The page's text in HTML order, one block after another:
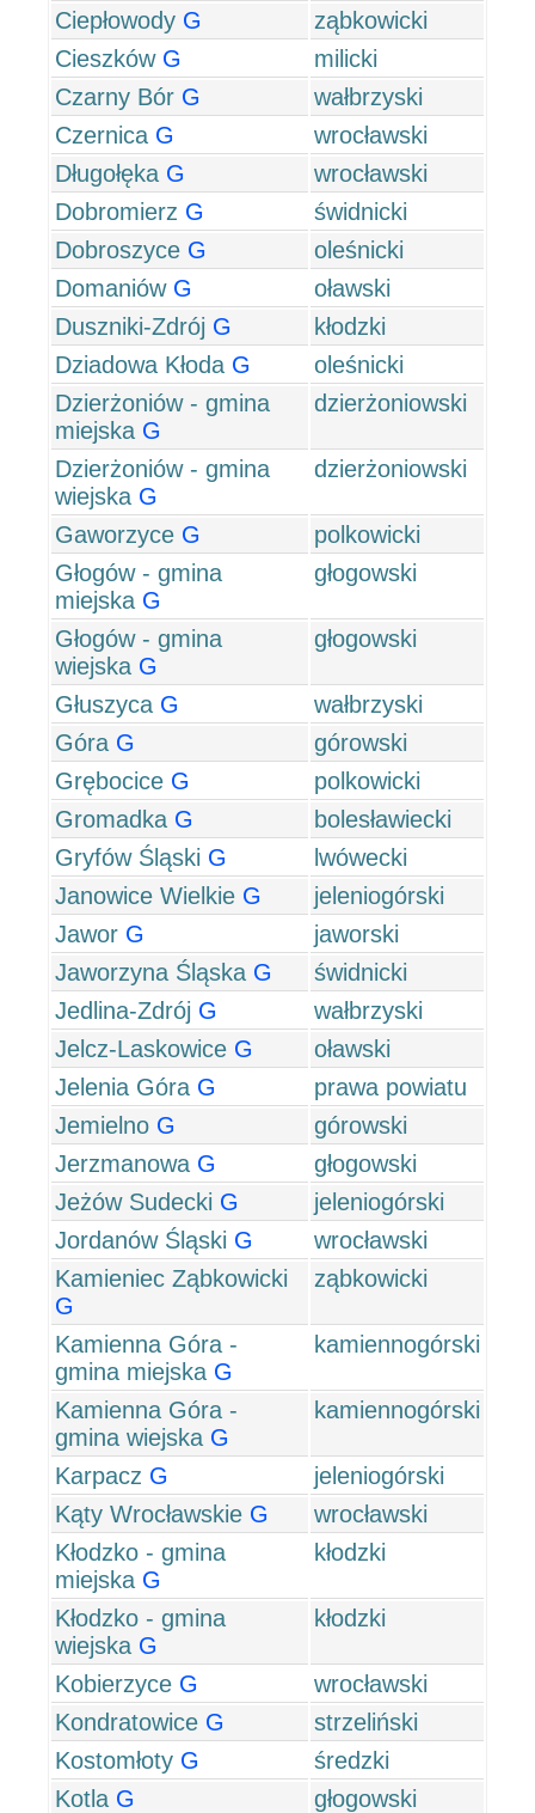
Ciepłowody G
ząbkowicki
Cieszków G
milicki
Czarny Bór G
wałbrzyski
Czernica G
wrocławski
Długołęka G
wrocławski
Dobromierz G
świdnicki
Dobroszyce G
oleśnicki
Domaniów G
oławski
Duszniki-Zdrój G
kłodzki
Dziadowa Kłoda G
oleśnicki
Dzierżoniów - gmina
miejska G
dzierżoniowski
Dzierżoniów - gmina
wiejska G
dzierżoniowski
Gaworzyce G
polkowicki
Głogów - gmina
miejska G
głogowski
Głogów - gmina
wiejska G
głogowski
Głuszyca G
wałbrzyski
Góra G
górowski
Grębocice G
polkowicki
Gromadka G
bolesławiecki
Gryfów Śląski G
lwówecki
Janowice Wielkie G
jeleniogórski
Jawor G
jaworski
Jaworzyna Śląska G
świdnicki
Jedlina-Zdrój G
wałbrzyski
Jelcz-Laskowice G
oławski
Jelenia Góra G
prawa powiatu
Jemielno G
górowski
Jerzmanowa G
głogowski
Jeżów Sudecki G
jeleniogórski
Jordanów Śląski G
wrocławski
Kamieniec Ząbkowicki
G
ząbkowicki
Kamienna Góra -
gmina miejska G
kamiennogórski
Kamienna Góra -
gmina wiejska G
kamiennogórski
Karpacz G
jeleniogórski
Kąty Wrocławskie G
wrocławski
Kłodzko - gmina
miejska G
kłodzki
Kłodzko - gmina
wiejska G
kłodzki
Kobierzyce G
wrocławski
Kondratowice G
strzeliński
Kostomłoty G
średzki
Kotla G
głogowski